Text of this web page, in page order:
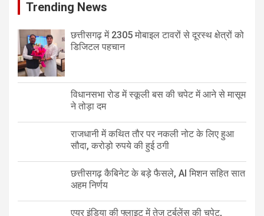
Trending News
छत्तीसगढ़ में 2305 मोबाइल टावरों से दूरस्थ क्षेत्रों को
डिजिटल पहचान
विधानसभा रोड में स्कूली बस की चपेट में आने से मासूम
ने तोड़ा दम
राजधानी में कथित तौर पर नकली नोट के लिए हुआ
सौदा, करोड़ो रुपये की हुई ठगी
छत्तीसगढ़ कैबिनेट के बड़े फैसले, AI मिशन सहित सात
अहम निर्णय
एयर इंडिया की फ्लाइट में तेज टर्बुलेंस की चपेट,